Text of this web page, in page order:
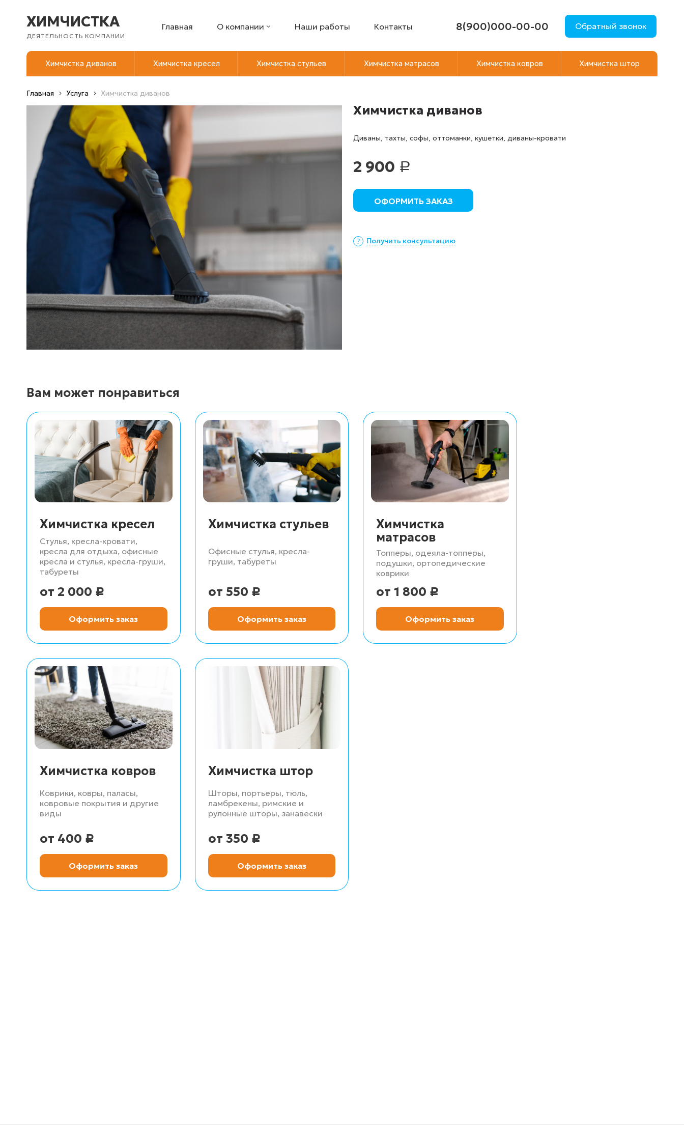
ХИМЧИСТКА
ДЕЯТЕЛЬНОСТЬ КОМПАНИИ
Главная О компании Наши работы Контакты 8(900)000-00-00 Обратный звонок
Химчистка диванов Химчистка кресел Химчистка стульев Химчистка матрасов Химчистка ковров Химчистка штор
Главная Услуга Химчистка диванов
Химчистка диванов
Диваны, тахты, софы, оттоманки, кушетки, диваны-кровати
2 900 Р
ОФОРМИТЬ ЗАКАЗ
Получить консультацию
Вам может понравиться
Химчистка кресел
Стулья, кресла-кровати,
кресла для отдыха, офисные
кресла и стулья, кресла-груши,
табуреты
2 000 Р
Оформить заказ
Химчистка стульев
Офисные стулья, кресла-
груши, табуреты
550 Р
Оформить заказ
Химчистка
матрасов
Топперы, одеяла-топперы,
подушки, ортопедические
коврики
1 800 Р
Оформить заказ
Химчистка ковров
Коврики, ковры, паласы,
ковровые покрытия и другие
виды
400 Р
Оформить заказ
Химчистка штор
Шторы, портьеры, тюль,
ламбрекены, римские и
рулонные шторы, занавески
350 Р
Оформить заказ